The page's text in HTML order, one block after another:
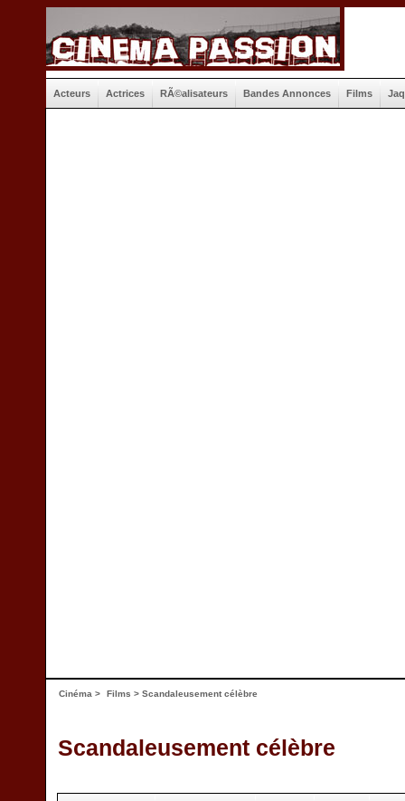
Acteurs Actrices RÃ©alisateurs Bandes Annonces Films
Cinéma > Films > Scandaleusement célèbre
Scandaleusement célèbre